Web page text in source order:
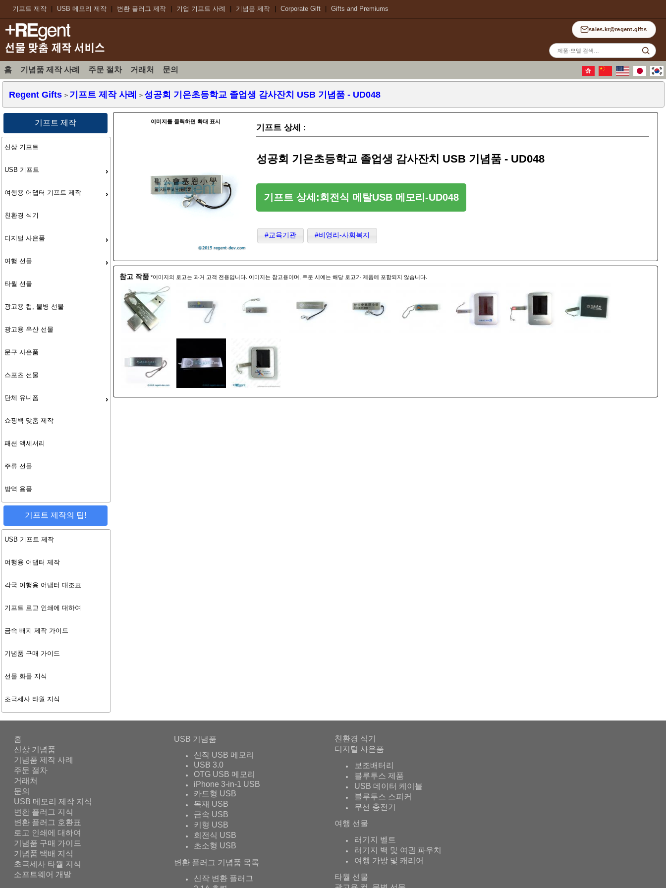
기프트 제작 USB 메모리 제작 변환 플러그 제작 기업 기프트 사례 기념품 제작 Corporate Gift Gifts and Premiums
sales.kr@regent.gifts
사
이
트
검
색
홈 기념품 제작 사례 주문 절차 거래처 문의
Regent Gifts > 기프트 제작 사례 >성공회 기은초등학교 졸업생 감사잔치 USB 기념품 - UD048
기프트 제작
신상 기프트
USB 기프트
여행용 어댑터 기프트 제작
친환경 식기
디지털 사은품
여행 선물
타월 선물
광고용 컵, 물병 선물
광고용 우산 선물
문구 사은품
스포츠 선물
단체 유니폼
쇼핑백 맞춤 제작
패션 액세서리
주류 선물
방역 용품
기프트 제작의 팁!
USB 기프트 제작
여행용 어댑터 제작
각국 여행용 어댑터 대조표
기프트 로고 인쇄에 대하여
금속 배지 제작 가이드
기념품 구매 가이드
선물 화물 지식
초극세사 타월 지식
이미지를 클릭하면 확대 표시
기프트 상세 :
성공회 기은초등학교 졸업생 감사잔치 USB 기념품 - UD048
기프트 상세:회전식 메탈USB 메모리-UD048
#교육기관 #비영리-사회복지
참고 작품 *이미지의 로고는 과거 고객 전용입니다. 이미지는 참고용이며, 주문 시에는 해당 로고가 제품에 포함되지 않습니다.
홈
신상 기념품
기념품 제작 사례
주문 절차
거래처
문의
USB 메모리 제작 지식
변환 플러그 지식
변환 플러그 호환표
로고 인쇄에 대하여
기념품 구매 가이드
기념품 택배 지식
초극세사 타월 지식
소프트웨어 개발
USB 기념품
신작 USB 메모리
USB 3.0
OTG USB 메모리
iPhone 3-in-1 USB
카드형 USB
목재 USB
금속 USB
키형 USB
회전식 USB
초소형 USB
변환 플러그 기념품 목록
신작 변환 플러그
친환경 식기
디지털 사은품
보조배터리
블루투스 제품
USB 데이터 케이블
블루투스 스피커
무선 충전기
여행 선물
러기지 벨트
러기지 백 및 여권 파우치
여행 가방 및 캐리어
타월 선물